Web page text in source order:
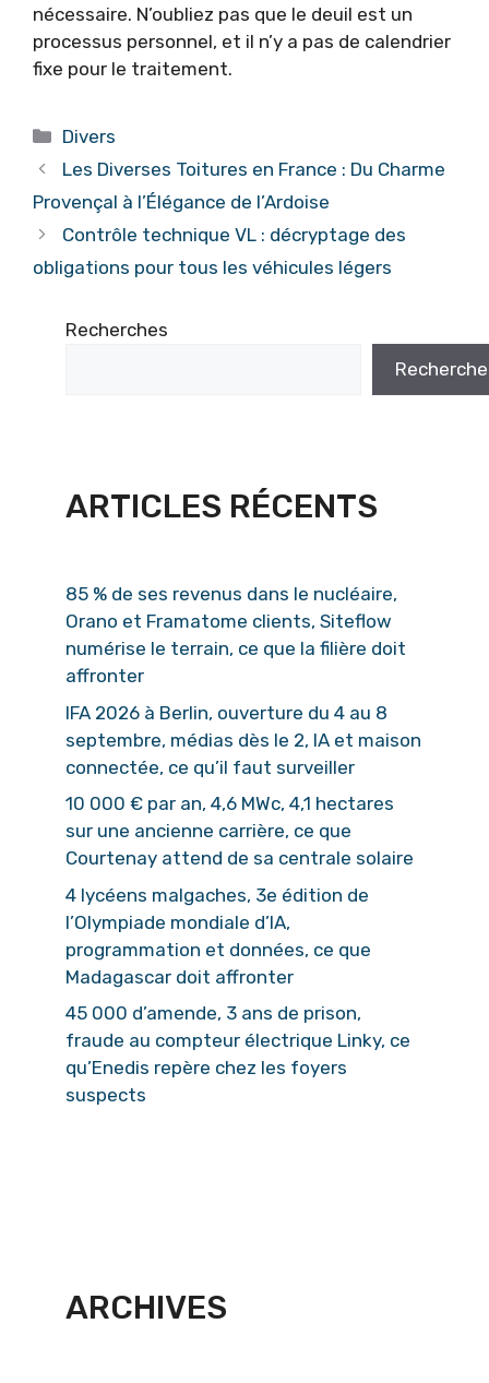
nécessaire. N’oubliez pas que le deuil est un
processus personnel, et il n’y a pas de calendrier
fixe pour le traitement.
Catégories
Divers
Les Diverses Toitures en France : Du Charme
Provençal à l’Élégance de l’Ardoise
Contrôle technique VL : décryptage des
obligations pour tous les véhicules légers
Recherches
ARTICLES RÉCENTS
85 % de ses revenus dans le nucléaire,
Orano et Framatome clients, Siteflow
numérise le terrain, ce que la filière doit
affronter
IFA 2026 à Berlin, ouverture du 4 au 8
septembre, médias dès le 2, IA et maison
connectée, ce qu’il faut surveiller
10 000 € par an, 4,6 MWc, 4,1 hectares
sur une ancienne carrière, ce que
Courtenay attend de sa centrale solaire
4 lycéens malgaches, 3e édition de
l’Olympiade mondiale d’IA,
programmation et données, ce que
Madagascar doit affronter
45 000 d’amende, 3 ans de prison,
fraude au compteur électrique Linky, ce
qu’Enedis repère chez les foyers
suspects
ARCHIVES